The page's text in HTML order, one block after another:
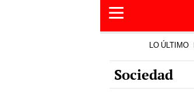
LO ÚLTIMO
Sociedad